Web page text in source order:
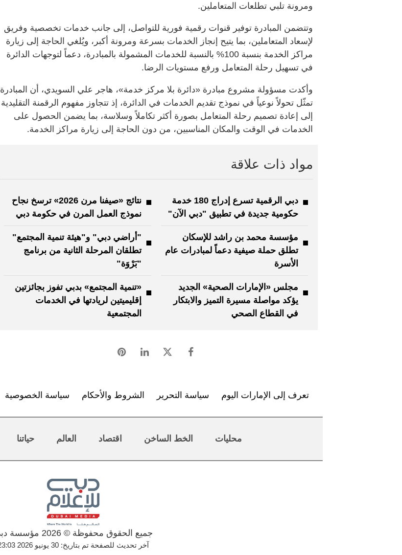
ومرونة تلبي تطلعات المتعاملين.
وتتضمن المبادرة توفير قنوات رقمية فورية للتواصل، إلى جانب خدمات تخصصية وفريق
لإسعاد المتعاملين، بما يتيح إنجاز الخدمات بسرعة ومرونة أكبر، ويُلغي الحاجة إلى زيارة
مراكز الخدمة بنسبة 100% بالنسبة للخدمات المشمولة بالمبادرة، دعماً لتوجهات الدائرة
في تسهيل رحلة المتعامل ورفع مستويات الرضا.
وأكدت مسؤولة مشروع مبادرة «دائرة بلا مركز خدمة»، هاجر علي السويدي، أن المبادرة
تمثّل تحولاً نوعياً في نموذج تقديم الخدمات في الدائرة، إذ تتجاوز مفهوم الرقمنة التقليدية
إلى إعادة تصميم رحلة المتعامل بصورة أكثر تكاملاً وسلاسة، بما يضمن الحصول على
الخدمات في الوقت والمكان المناسبين، من دون الحاجة إلى زيارة مراكز الخدمة.
مواد ذات علاقة
دبي الرقمية تسرع إدراج 180 خدمة
حكومية جديدة في تطبيق "دبي الآن"
نتائج «صيفنا مرن 2026» ترسخ نجاح
نموذج العمل المرن في حكومة دبي
مؤسسة محمد بن راشد للإسكان
تطلق حملة صيفية دعماً لمبادرات عام
الأسرة
"أراضي دبي" و"هيئة تنمية المجتمع"
تطلقان المرحلة الثانية من برنامج
"بَرْوَة"
مجلس «الإمارات الصحية» الجديد
يؤكد مواصلة مسيرة التميز والابتكار
في القطاع الصحي
«تنمية المجتمع» بدبي تفوز بجائزتين
إقليميتين لريادتها في الخدمات
المجتمعية
تعرف إلى الإمارات اليوم سياسة التحرير الشروط والأحكام سياسة الخصوصية
محليات الخط الساخن اقتصاد العالم حياتنا
جميع الحقوق محفوظة © 2026 مؤسسة دبي
آخر تحديث للصفحة تم بتاريخ: 30 يونيو 2026 23:03